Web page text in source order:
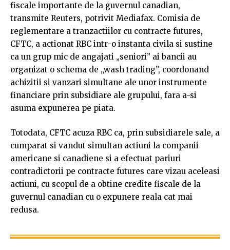
fiscale importante de la guvernul canadian,
transmite Reuters, potrivit Mediafax. Comisia de
reglementare a tranzactiilor cu contracte futures,
CFTC, a actionat RBC intr-o instanta civila si sustine
ca un grup mic de angajati „seniori” ai bancii au
organizat o schema de „wash trading”, coordonand
achizitii si vanzari simultane ale unor instrumente
financiare prin subsidiare ale grupului, fara a-si
asuma expunerea pe piata.
Totodata, CFTC acuza RBC ca, prin subsidiarele sale, a
cumparat si vandut simultan actiuni la companii
americane si canadiene si a efectuat pariuri
contradictorii pe contracte futures care vizau aceleasi
actiuni, cu scopul de a obtine credite fiscale de la
guvernul canadian cu o expunere reala cat mai
redusa.